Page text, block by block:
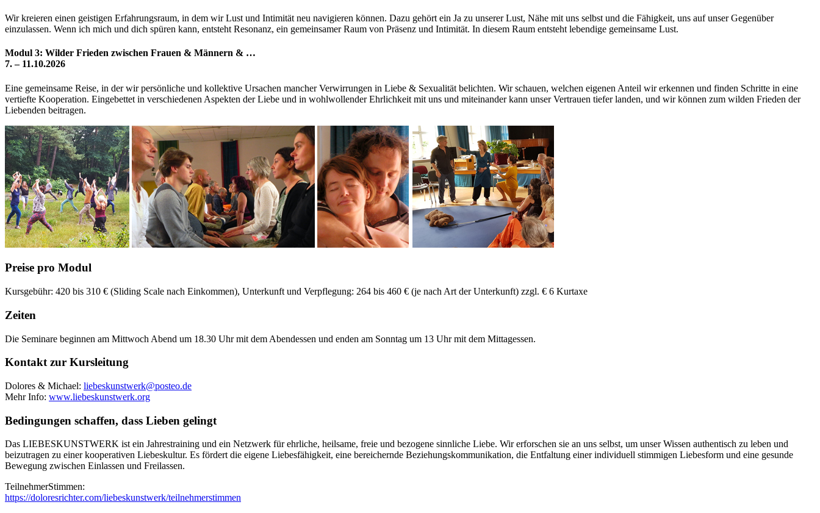
Wir kreieren einen geistigen Erfahrungsraum, in dem wir Lust und Intimität neu navigieren können. Dazu gehört ein Ja zu unserer Lust, Nähe mit uns selbst und die Fähigkeit, uns auf unser Gegenüber
einzulassen. Wenn ich mich und dich spüren kann, entsteht Resonanz, ein gemeinsamer Raum von Präsenz und Intimität. In diesem Raum entsteht lebendige gemeinsame Lust.
Modul 3: Wilder Frieden zwischen Frauen & Männern & …
7. – 11.10.2026
Eine gemeinsame Reise, in der wir persönliche und kollektive Ursachen mancher Verwirrungen in Liebe & Sexualität belichten. Wir schauen, welchen eigenen Anteil wir erkennen und finden Schritte in eine
vertiefte Kooperation. Eingebettet in verschiedenen Aspekten der Liebe und in wohlwollender Ehrlichkeit mit uns und miteinander kann unser Vertrauen tiefer landen, und wir können zum wilden Frieden der
Liebenden beitragen.
Preise pro Modul
Kursgebühr: 420 bis 310 € (Sliding Scale nach Einkommen), Unterkunft und Verpflegung: 264 bis 460 € (je nach Art der Unterkunft) zzgl. € 6 Kurtaxe
Zeiten
Die Seminare beginnen am Mittwoch Abend um 18.30 Uhr mit dem Abendessen und enden am Sonntag um 13 Uhr mit dem Mittagessen.
Kontakt zur Kursleitung
Dolores & Michael:
Mehr Info: www.liebeskunstwerk.org
Bedingungen schaffen, dass Lieben gelingt
Das LIEBESKUNSTWERK ist ein Jahrestraining und ein Netzwerk für ehrliche, heilsame, freie und bezogene sinnliche Liebe. Wir erforschen sie an uns selbst, um unser Wissen authentisch zu leben und
beizutragen zu einer kooperativen Liebeskultur. Es fördert die eigene Liebesfähigkeit, eine bereichernde Beziehungskommunikation, die Entfaltung einer individuell stimmigen Liebesform und eine gesunde
Bewegung zwischen Einlassen und Freilassen.
TeilnehmerStimmen:
https://doloresrichter.com/liebeskunstwerk/teilnehmerstimmen